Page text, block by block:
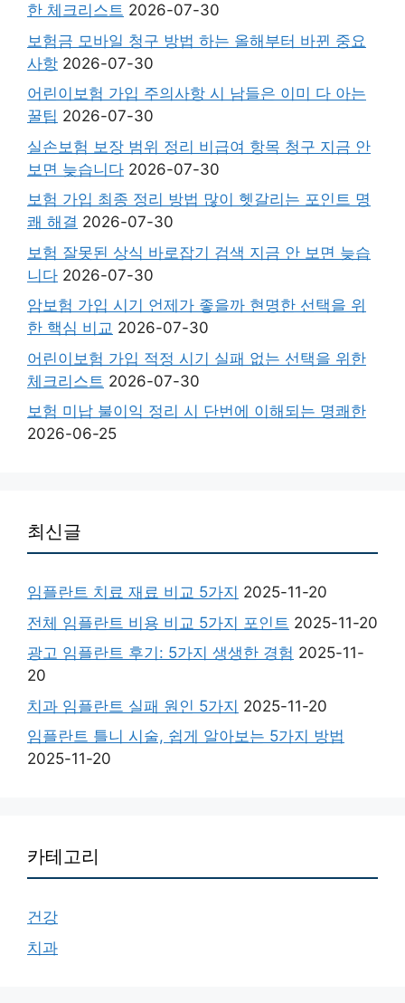
한 체크리스트 2026-07-30
보험금 모바일 청구 방법 하는 올해부터 바뀐 중요
사항 2026-07-30
어린이보험 가입 주의사항 시 남들은 이미 다 아는
꿀팁 2026-07-30
실손보험 보장 범위 정리 비급여 항목 청구 지금 안
보면 늦습니다 2026-07-30
보험 가입 최종 정리 방법 많이 헷갈리는 포인트 명
쾌 해결 2026-07-30
보험 잘못된 상식 바로잡기 검색 지금 안 보면 늦습
니다 2026-07-30
암보험 가입 시기 언제가 좋을까 현명한 선택을 위
한 핵심 비교 2026-07-30
어린이보험 가입 적정 시기 실패 없는 선택을 위한
체크리스트 2026-07-30
보험 미납 불이익 정리 시 단번에 이해되는 명쾌한
2026-06-25
최신글
임플란트 치료 재료 비교 5가지 2025-11-20
전체 임플란트 비용 비교 5가지 포인트 2025-11-20
광고 임플란트 후기: 5가지 생생한 경험 2025-11-
20
치과 임플란트 실패 원인 5가지 2025-11-20
임플란트 틀니 시술, 쉽게 알아보는 5가지 방법
2025-11-20
카테고리
건강
치과